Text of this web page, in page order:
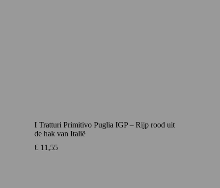
I Tratturi Primitivo Puglia IGP – Rijp rood uit
de hak van Italië
€ 11,55